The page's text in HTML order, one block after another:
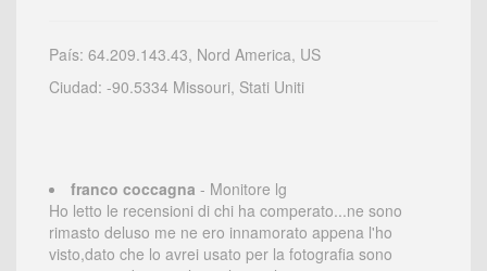
País: 64.209.143.43, Nord America, US
Ciudad: -90.5334 Missouri, Stati Uniti
franco coccagna - Monitore lg
Ho letto le recensioni di chi ha comperato...ne sono
rimasto deluso me ne ero innamorato appena l'ho
visto,dato che lo avrei usato per la fotografia sono